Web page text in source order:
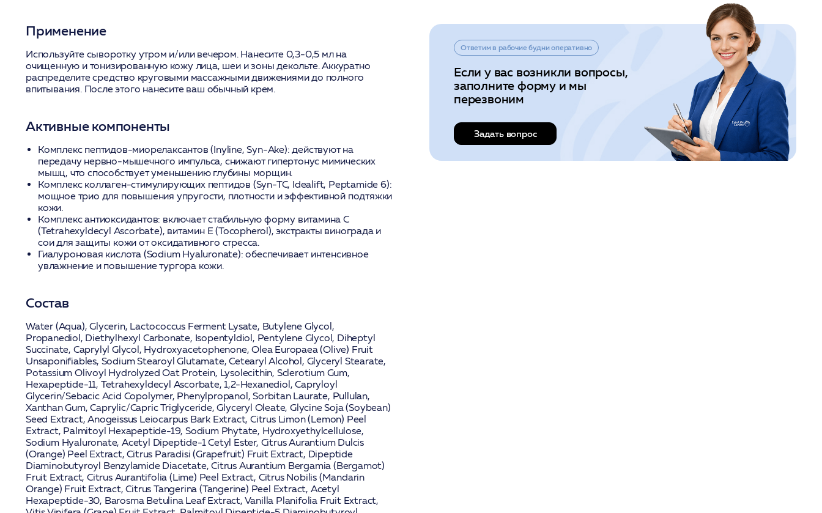
Применение
Используйте сыворотку утром и/или вечером. Нанесите 0,3-0,5 мл на
очищенную и тонизированную кожу лица, шеи и зоны декольте. Аккуратно
распределите средство круговыми массажными движениями до полного
впитывания. После этого нанесите ваш обычный крем.
Активные компоненты
Комплекс пептидов-миорелаксантов (Inyline, Syn-Ake): действуют на
передачу нервно-мышечного импульса, снижают гипертонус мимических
мышц, что способствует уменьшению глубины морщин.
Комплекс коллаген-стимулирующих пептидов (Syn-TC, Idealift, Peptamide 6):
мощное трио для повышения упругости, плотности и эффективной подтяжки
кожи.
Комплекс антиоксидантов: включает стабильную форму витамина C
(Tetrahexyldecyl Ascorbate), витамин E (Tocopherol), экстракты винограда и
сои для защиты кожи от оксидативного стресса.
Гиалуроновая кислота (Sodium Hyaluronate): обеспечивает интенсивное
увлажнение и повышение тургора кожи.
Состав
Water (Aqua), Glycerin, Lactococcus Ferment Lysate, Butylene Glycol,
Propanediol, Diethylhexyl Carbonate, Isopentyldiol, Pentylene Glycol, Diheptyl
Succinate, Caprylyl Glycol, Hydroxyacetophenone, Olea Europaea (Olive) Fruit
Unsaponifiables, Sodium Stearoyl Glutamate, Cetearyl Alcohol, Glyceryl Stearate,
Potassium Olivoyl Hydrolyzed Oat Protein, Lysolecithin, Sclerotium Gum,
Hexapeptide-11, Tetrahexyldecyl Ascorbate, 1,2-Hexanediol, Capryloyl
Glycerin/Sebacic Acid Copolymer, Phenylpropanol, Sorbitan Laurate, Pullulan,
Xanthan Gum, Caprylic/Capric Triglyceride, Glyceryl Oleate, Glycine Soja (Soybean)
Seed Extract, Anogeissus Leiocarpus Bark Extract, Citrus Limon (Lemon) Peel
Extract, Palmitoyl Hexapeptide-19, Sodium Phytate, Hydroxyethylcellulose,
Sodium Hyaluronate, Acetyl Dipeptide-1 Cetyl Ester, Citrus Aurantium Dulcis
(Orange) Peel Extract, Citrus Paradisi (Grapefruit) Fruit Extract, Dipeptide
Diaminobutyroyl Benzylamide Diacetate, Citrus Aurantium Bergamia (Bergamot)
Fruit Extract, Citrus Aurantifolia (Lime) Peel Extract, Citrus Nobilis (Mandarin
Orange) Fruit Extract, Citrus Tangerina (Tangerine) Peel Extract, Acetyl
Hexapeptide-30, Barosma Betulina Leaf Extract, Vanilla Planifolia Fruit Extract,
Ответим в рабочие будни оперативно
Если у вас возникли вопросы,
заполните форму и мы
перезвоним
Задать вопрос